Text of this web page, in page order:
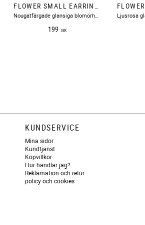
199 SEK
KUNDSERVICE
Mina sidor
Kundtjänst
Köpvillkor
Hur handlar jag?
Reklamation och retur
policy och cookies